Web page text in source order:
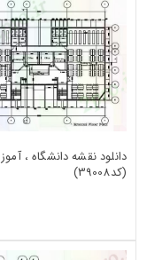
(کد39008)